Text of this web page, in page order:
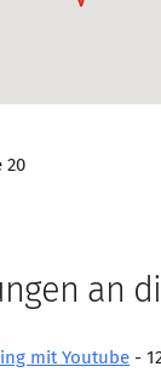
Marketing Clubs
im BVMC
20
an
mit Youtube -